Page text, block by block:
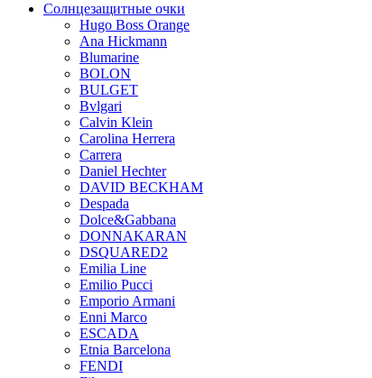
Солнцезащитные очки
Hugo Boss Orange
Ana Hickmann
Blumarine
BOLON
BULGET
Bvlgari
Calvin Klein
Carolina Herrera
Carrera
Daniel Hechter
DAVID BECKHAM
Despada
Dolce&Gabbana
DONNAKARAN
DSQUARED2
Emilia Line
Emilio Pucci
Emporio Armani
Enni Marco
ESCADA
Etnia Barcelona
FENDI